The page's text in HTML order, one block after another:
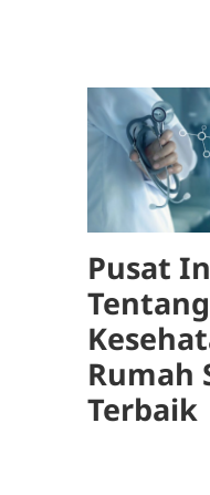
Pusat
Tentang
Rumah
Terbaik